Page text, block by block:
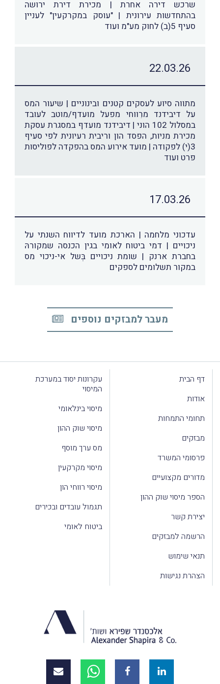
שרכש דירה אחרת | מכירת דירת ירושה
בהתחדשות עירונית | "עוסק במקרקעין" לעניין
סעיף 5(ב) לחוק מע"מ ועוד
22.03.26
מתווה סיוע לעסקים קטנים ובינוניים | שיעור המס
על דיבידנד מרִווחי מפעל מועדף/מוטב לעובד
במסלול 102 הוני | דיבידנד מועדף במסגרת עסקת
מכירת מניות, הפסד הון וריבית רעיונית לפי סעיף
3(י) לפקודה | מועד אירוע המס בהפקדה לפוליסות
פרט ועוד
17.03.26
עדכוני מלחמה | הארכת מועד לדיווח השנתי על
ניכויים | דמי ביטוח לאומי בגין הכנסה שמקורהּ
בחברת ארנק | שומת ניכויים בְּשל אי-ניכוי מס
במקור תשלומים לספקים
מעבר למבזקים נוספים
דף הבית
אודות
תחומי התמחות
מבזקים
פרסומי המשרד
מדורים מקצועיים
הספר מיסוי שוק ההון
יצירת קשר
הרשמה למבזקים
תנאי שימוש
הצהרת נגישות
עקרונות יסוד במערכת
המיסוי
מיסוי בינלאומי
מיסוי שוק ההון
מס ערך מוסף
מיסוי מקרקעין
מיסוי רווחי הון
תגמול עובדים ובכירים
ביטוח לאומי